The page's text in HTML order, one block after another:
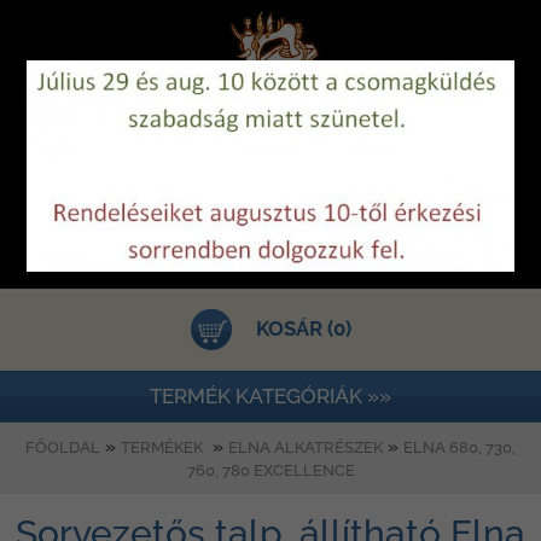
KOSÁR (0)
TERMÉK KATEGÓRIÁK »»
FŐOLDAL » TERMÉKEK » ELNA ALKATRÉSZEK » ELNA 680, 730,
760, 780 EXCELLENCE